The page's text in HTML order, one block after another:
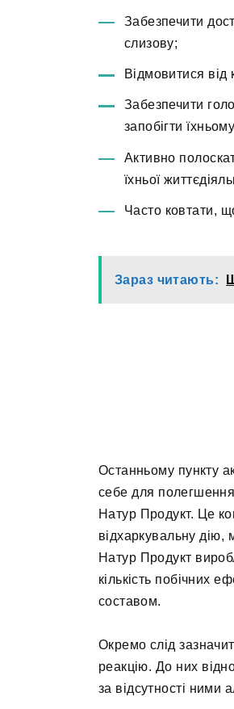
Забезпечити
слизову;
Відмовитися від
Забезпечити
запобігти
Активно
їхньої
Часто ковтати,
Зараз читають:
Останньому пункту
себе для полегшення
Натур Продукт. Це
відхаркувальну дію,
Натур Продукт
кількість побічних
составом.
Окремо слід
реакцію. До них
за відсутності ними